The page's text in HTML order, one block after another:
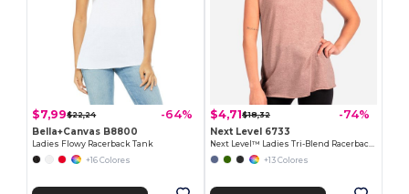
$7,99$22,24 -64%
Bella+Canvas B8800
Ladies Flowy Racerback Tank
+16 Colores
$4,71$18,32 -74%
Next Level 6733
+13 Colores